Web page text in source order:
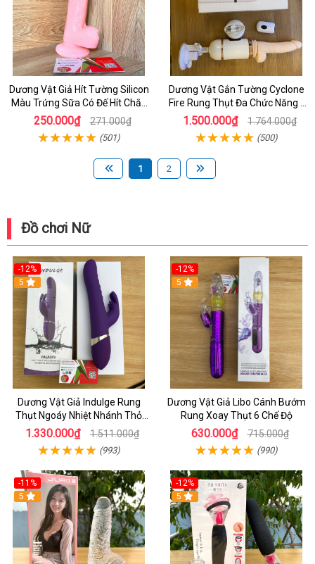
Dương Vật Giả Hít Tường Silicon
Màu Trứng Sữa Có Đế Hít Chắc
Chắn
250.000₫ 271.000₫
(501)
Dương Vật Gắn Tường Cyclone
Fire Rung Thụt Đa Chức Năng -
Kết Hợp Toả Nhiệt Và Điều Khiển
Từ Xa
1.500.000₫ 1.764.000₫
(500)
1 2
Đồ chơi Nữ
-12%
5
Dương Vật Giả Indulge Rung
Thụt Ngoáy Nhiệt Nhánh Thỏ
Kích Điểm G
1.330.000₫ 1.511.000₫
(993)
-12%
5
Dương Vật Giả Libo Cánh Bướm
Rung Xoay Thụt 6 Chế Độ
630.000₫ 715.000₫
(990)
-11%
5
-12%
5